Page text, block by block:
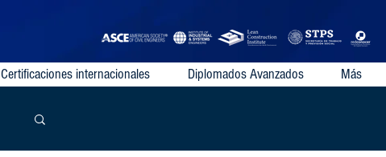
Certificaciones internacionales Diplomados Avanzados Más